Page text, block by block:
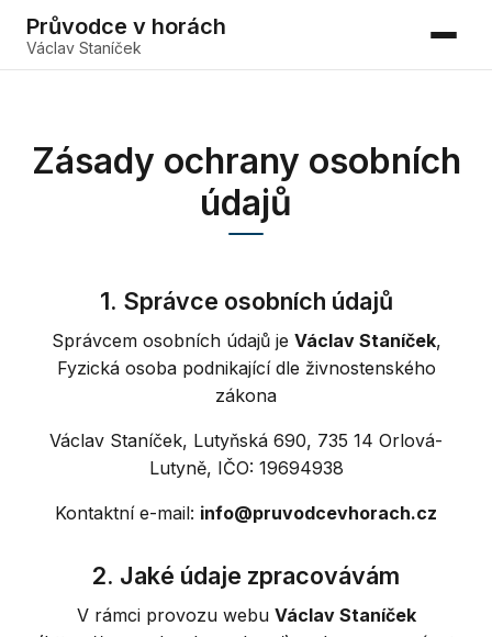
Průvodce v horách
Václav Staníček
Zásady ochrany osobních
údajů
1. Správce osobních údajů
Správcem osobních údajů je Václav Staníček,
Fyzická osoba podnikající dle živnostenského
zákona
Václav Staníček, Lutyňská 690, 735 14 Orlová-
Lutyně, IČO: 19694938
Kontaktní e-mail: info@pruvodcevhorach.cz
2. Jaké údaje zpracovávám
V rámci provozu webu Václav Staníček